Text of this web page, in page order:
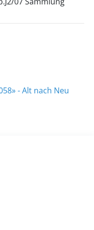
- Alt nach Neu